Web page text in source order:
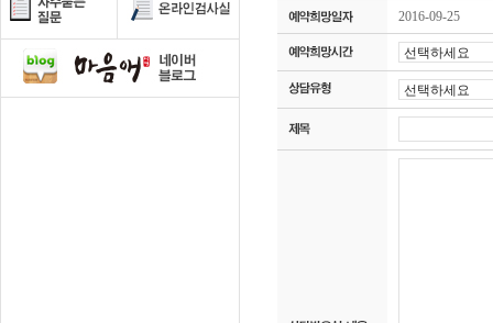
2016-09-25